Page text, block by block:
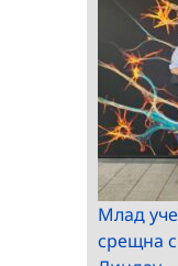
Млад
срещна